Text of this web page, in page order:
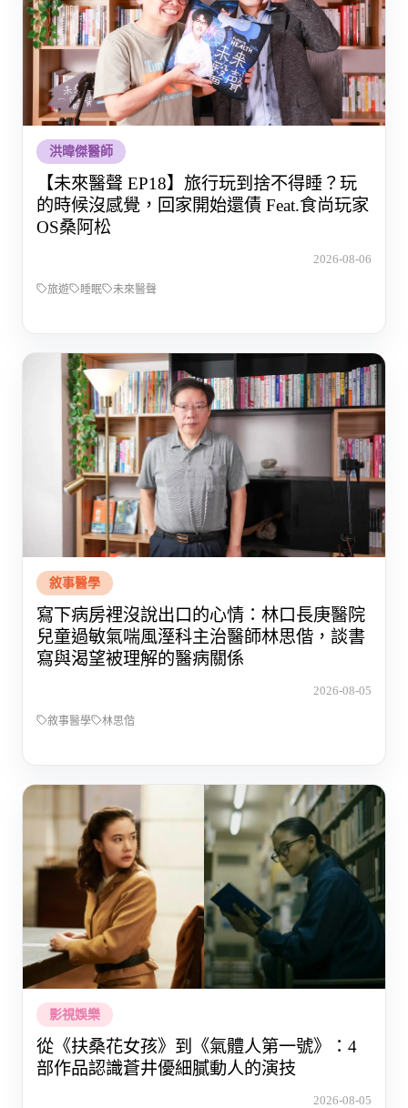
洪暐傑醫師
【未來醫聲 EP18】旅行玩到捨不得睡？玩
的時候沒感覺，回家開始還債 Feat.食尚玩家
OS桑阿松
2026-08-06
旅遊 睡眠 未來醫聲
敘事醫學
寫下病房裡沒說出口的心情：林口長庚醫院
兒童過敏氣喘風溼科主治醫師林思偕，談書
寫與渴望被理解的醫病關係
2026-08-05
敘事醫學 林思偕
影視娛樂
從《扶桑花女孩》到《氣體人第一號》：4
部作品認識蒼井優細膩動人的演技
2026-08-05